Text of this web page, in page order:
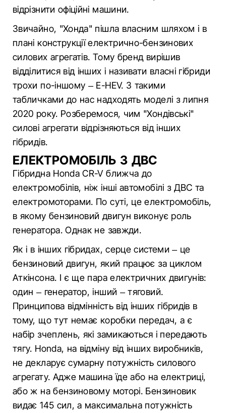
відрізнити офіційні машини.
Звичайно, "Хонда" пішла власним шляхом і в
плані конструкції електрично-бензинових
силових агрегатів. Тому бренд вирішив
відділитися від інших і називати власні гібриди
трохи по-іншому – E-HEV. З такими
табличками до нас надходять моделі з липня
2020 року. Розберемося, чим "Хондівські"
силові агрегати відрізняються від інших
гібридів.
ЕЛЕКТРОМОБІЛЬ З ДВС
Гібридна Honda CR-V ближча до
електромобілів, ніж інші автомобілі з ДВС та
електромоторами. По суті, це електромобіль,
в якому бензиновий двигун виконує роль
генератора. Однак не завжди.
Як і в інших гібридах, серце системи – це
бензиновий двигун, який працює за циклом
Аткінсона. І є ще пара електричних двигунів:
один – генератор, інший – тяговий.
Принципова відмінність від інших гібридів в
тому, що тут немає коробки передач, а є
набір зчеплень, які замикаються і передають
тягу. Honda, на відміну від інших виробників,
не декларує сумарну потужність силового
агрегату. Адже машина їде або на електриці,
або ж на бензиновому моторі. Бензиновик
видає 145 сил, а максимальна потужність